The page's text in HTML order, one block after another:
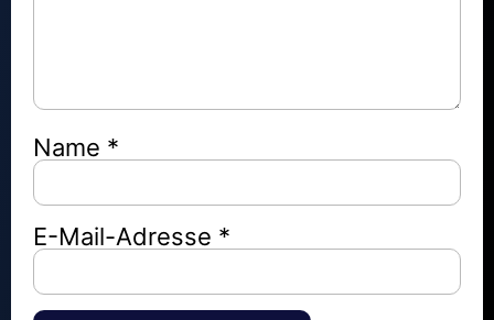
Name *
E-Mail-Adresse *